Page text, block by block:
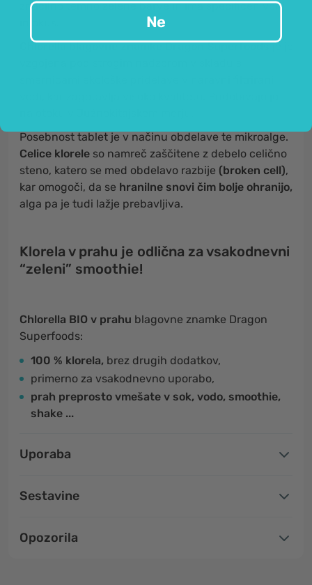
značilno temno zelene barve in ima specifičen vonj
Chlorella blagovne znamke Dragon Superfoodsje je
Posebnost tablet je v načinu obdelave te mikroalge.
Celice klorele so namreč zaščitene z debelo celično
steno, katero se med obdelavo razbije (broken cell),
kar omogoči, da se hranilne snovi čim bolje ohranijo,
alga pa je tudi lažje prebavljiva.
Klorela v prahu je odlična za vsakodnevni
“zeleni” smoothie!
Chlorella BIO v prahu blagovne znamke Dragon
Superfoods:
100 % klorela, brez drugih dodatkov,
primerno za vsakodnevno uporabo,
prah preprosto vmešate v sok, vodo, smoothie,
shake ...
Uporaba
Sestavine
Opozorila
Ne